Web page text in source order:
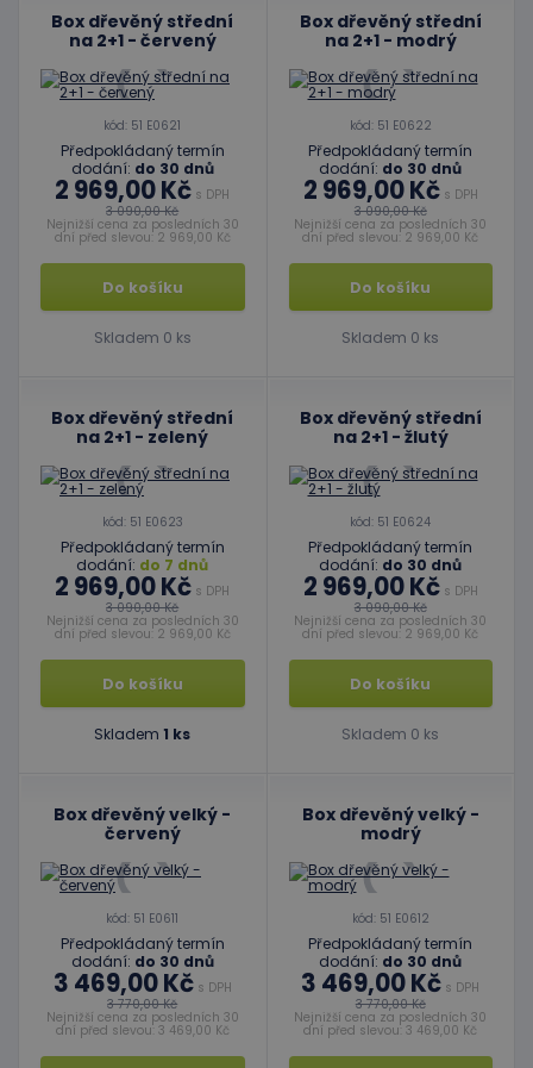
Box dřevěný střední
na 2+1 - červený
kód: 51 E0621
Předpokládaný termín
dodání: do 30 dnů
2 969,00 Kč s DPH
3 090,00 Kč
Nejnižší cena za posledních 30
dní před slevou: 2 969,00 Kč
Do košíku
Skladem 0 ks
Box dřevěný střední
na 2+1 - modrý
kód: 51 E0622
Předpokládaný termín
dodání: do 30 dnů
2 969,00 Kčs DPH
3 090,00 Kč
Nejnižší cena za posledních 30
dní před slevou: 2 969,00 Kč
Do košíku
Skladem 0 ks
Box dřevěný střední
na 2+1 - zelený
kód: 51 E0623
Předpokládaný termín
dodání: do 7 dnů
2 969,00 Kč s DPH
3 090,00 Kč
Nejnižší cena za posledních 30
dní před slevou: 2 969,00 Kč
Do košíku
Skladem 1 ks
Box dřevěný střední
na 2+1 - žlutý
kód: 51 E0624
Předpokládaný termín
dodání: do 30 dnů
2 969,00 Kčs DPH
3 090,00 Kč
Nejnižší cena za posledních 30
dní před slevou: 2 969,00 Kč
Do košíku
Skladem 0 ks
Box dřevěný velký -
červený
kód: 51 E0611
Předpokládaný termín
dodání: do 30 dnů
3 469,00 Kčs DPH
3 770,00 Kč
Nejnižší cena za posledních 30
dní před slevou: 3 469,00 Kč
Box dřevěný velký -
modrý
kód: 51 E0612
Předpokládaný termín
dodání: do 30 dnů
3 469,00 Kč s DPH
3 770,00 Kč
Nejnižší cena za posledních 30
dní před slevou: 3 469,00 Kč